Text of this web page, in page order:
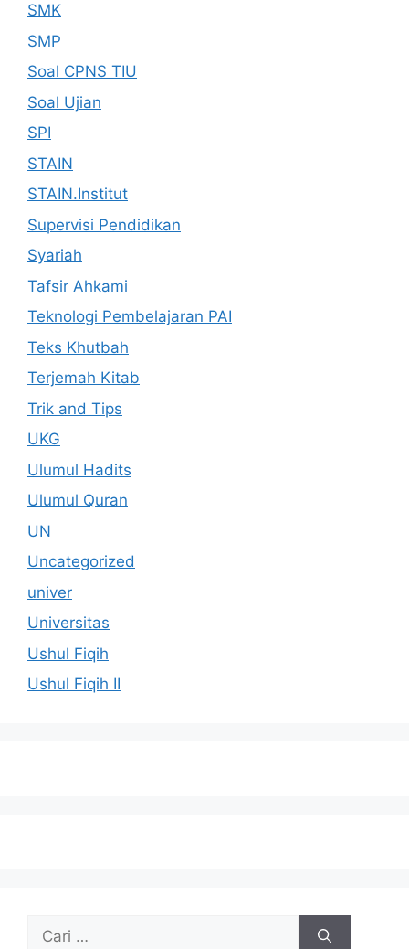
SMK
SMP
Soal CPNS TIU
Soal Ujian
SPI
STAIN
STAIN.Institut
Supervisi Pendidikan
Syariah
Tafsir Ahkami
Teknologi Pembelajaran PAI
Teks Khutbah
Terjemah Kitab
Trik and Tips
UKG
Ulumul Hadits
Ulumul Quran
UN
Uncategorized
univer
Universitas
Ushul Fiqih
Ushul Fiqih II
Cari